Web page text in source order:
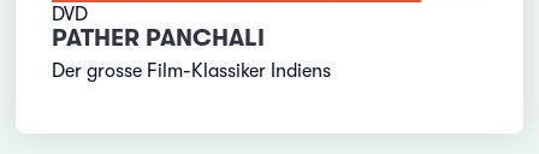
DVD
PATHER PANCHALI
Der grosse Film-Klassiker Indiens